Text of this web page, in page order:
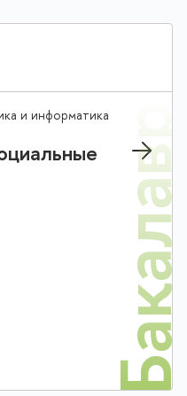
и информатика